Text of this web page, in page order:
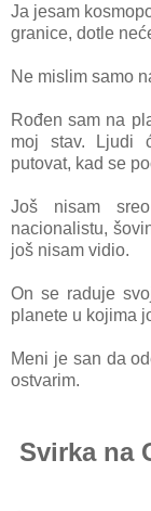
Ja jesam
granice, dotle
Ne mislim samo
Rođen sam na
moj stav. Ljudi
putovat, kad se
Još nisam
nacionalistu,
još nisam vidio.
On se raduje
planete u kojima
Meni je san da
ostvarim.
Svirka na